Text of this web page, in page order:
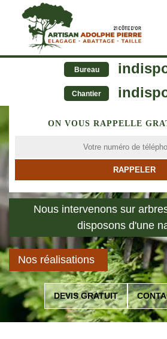
Bureau
Chantier
ON VOUS RAPPELLE
Nous intervenons sur
disposons d'une
Nos réalisations
DEVIS GRATUIT